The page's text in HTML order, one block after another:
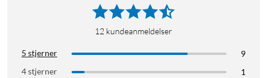
12 kundeanmeldelser
5 stjerner
9
4 stjerner
1